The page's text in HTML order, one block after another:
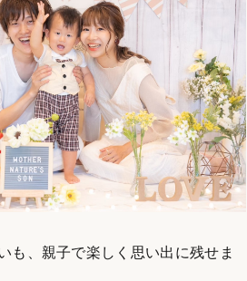
も、親子で楽しく思い出に残せま